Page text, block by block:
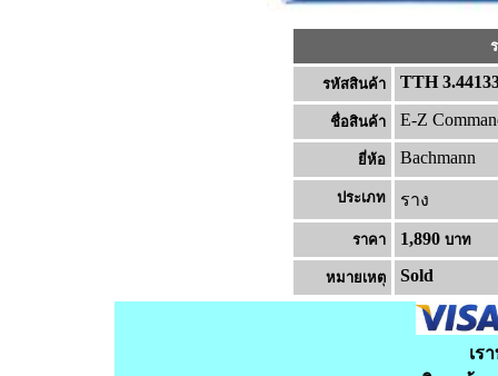
รหัสสินค้า TTH
ชื่อสินค้า E-Z
ยี่ห้อ Bachmann
ประเภท ราง
ราคา 1,890 บาท
หมายเหต Sold
เร